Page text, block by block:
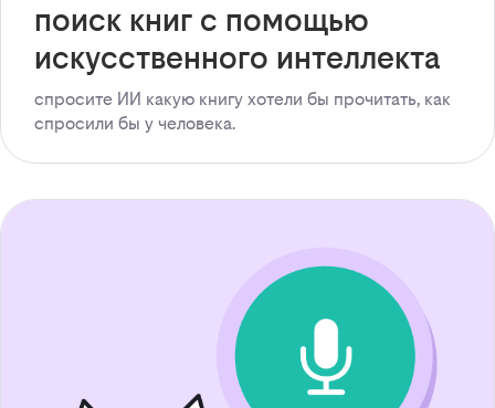
поиск книг с помощью
искусственного интеллекта
спросите ИИ какую книгу хотели бы прочитать, как
спросили бы у человека.